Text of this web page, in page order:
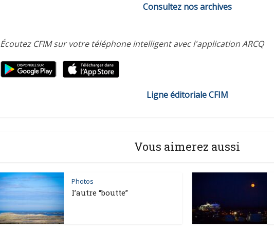
Consultez nos archives
Écoutez CFIM sur votre téléphone intelligent avec l'application ARCQ
Ligne éditoriale CFIM
Vous aimerez aussi
Photos
l’autre “boutte”